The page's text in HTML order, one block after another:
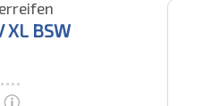
XL BSW